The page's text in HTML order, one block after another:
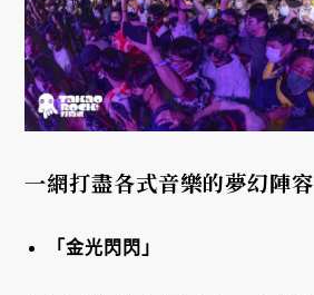
一網打盡各式音樂的夢幻陣容
「金光閃閃」